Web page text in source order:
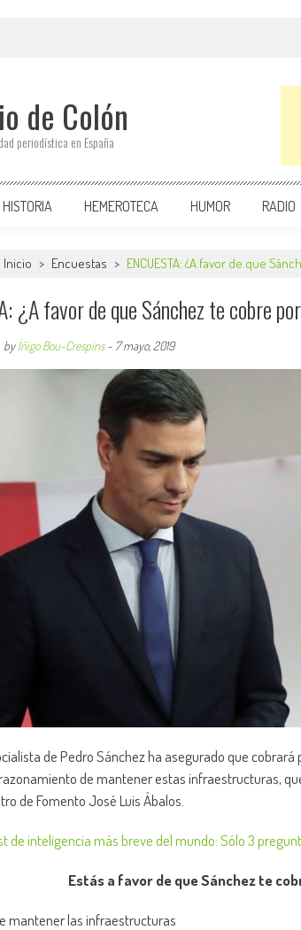
de Colón
periodística en España
HISTORIA HEMEROTECA HUMOR RADIO
Inicio > Encuestas > ENCUESTA: ¿A favor de que
¿A favor de que Sánchez te cobre
byÍñigo Bou-Crespins- 7 mayo, 2019
de Pedro Sánchez ha asegurado que
de mantener estas infraestructuras,
de Fomento José Luis Ábalos.
de inteligencia más breve del mundo: Sólo 3
Estás a favor de que Sánchez te
mantener las infraestructuras